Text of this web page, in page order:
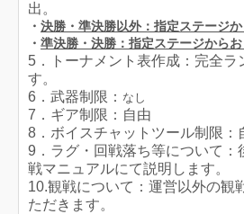
出。
・ 決勝・準決勝以外：指定ステージ
・ 準決勝・決勝：指定ステージから
5．トーナメント表作成：完全ラ
す。
6．武器制限： なし
7．ギア制限：自由
8．ボイスチャットツール制限：
9 ．ラグ・回戦落ち等について
戦マニュアルにて説明します。
10.観戦について：運営以外の観
ただきます。